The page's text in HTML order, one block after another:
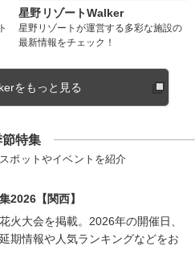
星野リゾートWalker
星野リゾートが運営する多彩な施設の
最新情報をチェック！
をもっと見る
節特集
ポットやイベントを紹介
2026【関西】
火大会を掲載。2026年の開催日、
期情報や人気ランキングなどをお